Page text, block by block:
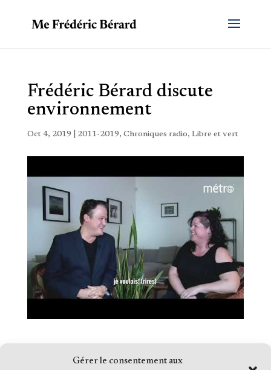
Gérer le consentement aux
Frédéric Bérard discute
environnement
Oct 4, 2019 2011-2019, Chroniques radio, Libre et vert